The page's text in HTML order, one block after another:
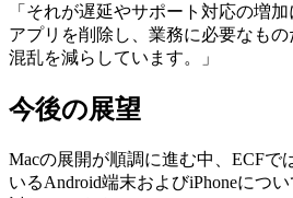
「それが遅延やサポート対応の増
アプリを削除し、業務に必要なもの
混乱を減らしています。」
今後の展望
Macの展開が順調に進む中、ECFで
いるAndroid端末およびiPhoneにつ